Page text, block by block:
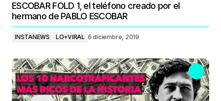
ESCOBAR FOLD 1, el teléfono creado por el
hermano de PABLO ESCOBAR
INSTANEWS LO+VIRAL 6 diciembre, 2019